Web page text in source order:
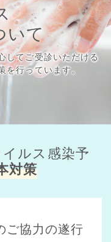
いて
してご受診いただける
行っています。
ルス感染予
対策
ご協力の遂行